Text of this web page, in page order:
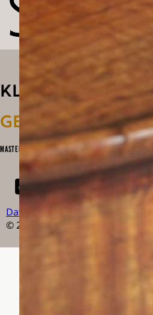
KLANG
GESTALTEN
MASTERPIECES OF CONTEMPORARY VIOLIN & BOW MAKING
Datenschutz Impressum
© 2026 Klanggestalten